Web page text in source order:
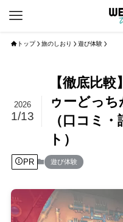
トップ 旅のしおり 遊び体験
【徹底比
ゥーどっ
（口コミ
ト）
2026
1/13
PR 遊び体験